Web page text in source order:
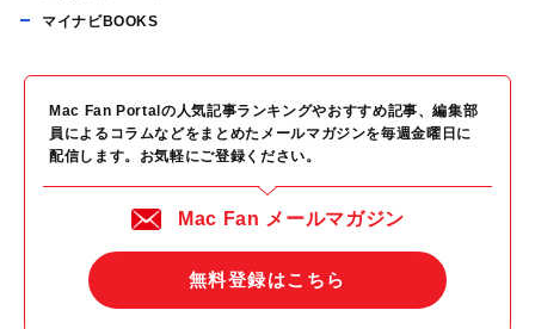
マイナビBOOKS
Mac Fan Portalの人気記事ランキングやおすすめ記事、編集部
員によるコラムなどをまとめたメールマガジンを毎週金曜日に
配信します。お気軽にご登録ください。
Mac Fan メールマガジン
無料登録はこちら